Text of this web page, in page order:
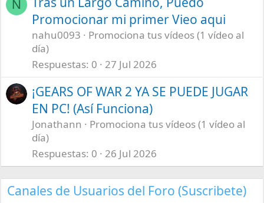
N
Promocionar mi primer Vieo aqui
nahu0093
Promociona tus vídeos (1 vídeo al
día)
Respuestas 0 27 Jul 2026
¡GEARS OF WAR 2 YA SE PUEDE JUGAR
EN PC! (Así Funciona)
Jonathann
Promociona tus vídeos (1 vídeo al
día)
Respuestas 0 26 Jul 2026
Canales de Usuarios del Foro (Suscribete)